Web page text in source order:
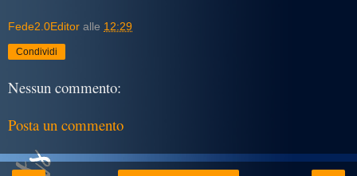
Fede2.0Editor alle 12:29
Condividi
Nessun commento:
Posta un commento